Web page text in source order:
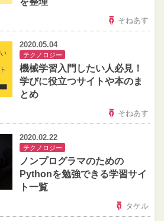
そねあす
2020.05.04
テクノロジー
機械学習入門したい人必見！
学びに役立つサイトや本のま
とめ
そねあす
2020.02.22
テクノロジー
ノンプログラマのための
Pythonを勉強できる学習サイ
ト一覧
タケル